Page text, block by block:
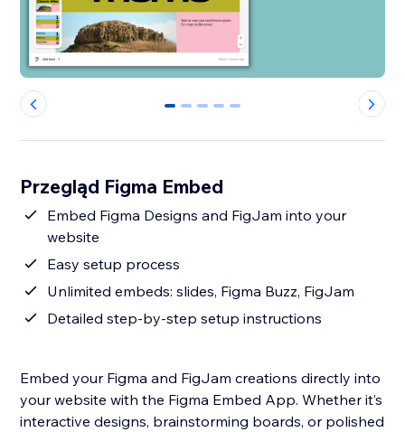
0 1 2 3 4
Przegląd Figma Embed
Embed Figma Designs and FigJam into your
website
Easy setup process
Unlimited embeds: slides, Figma Buzz, FigJam
Detailed step-by-step setup instructions
Embed your Figma and FigJam creations directly into
your website with the Figma Embed App. Whether it’s
interactive designs, brainstorming boards, or polished